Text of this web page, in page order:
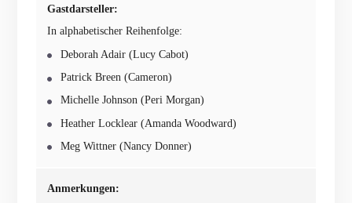
Gastdarsteller:
In alphabetischer Reihenfolge:
Deborah Adair (Lucy Cabot)
Patrick Breen (Cameron)
Michelle Johnson (Peri Morgan)
Heather Locklear (Amanda Woodward)
Meg Wittner (Nancy Donner)
Anmerkungen: